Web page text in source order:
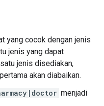
yang cocok dengan jenis
jenis yang dapat
jenis disediakan,
akan diabaikan.
menjadi